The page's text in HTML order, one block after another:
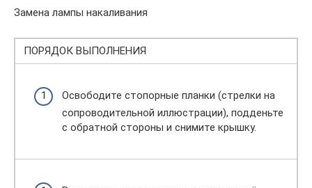
Замена лампы накаливания
ПОРЯДОК ВЫПОЛНЕНИЯ
Освободите стопорные планки (стрелки на
сопроводительной иллюстрации), подденьте
с обратной стороны и снимите крышку.